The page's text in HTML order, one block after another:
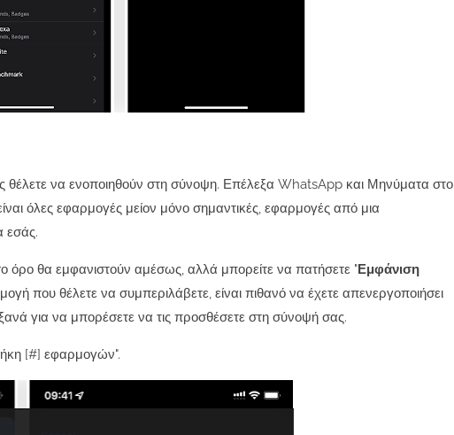
θέλετε να ενοποιηθούν στη σύνοψη. Επέλεξα WhatsApp και Μηνύματα στο
όλες εφαρμογές μείον μόνο σημαντικές, εφαρμογές από μια
εσάς.
όρο θα εμφανιστούν αμέσως, αλλά μπορείτε να πατήσετε "Εμφάνιση
που θέλετε να συμπεριλάβετε, είναι πιθανό να έχετε απενεργοποιήσει
ξανά για να μπορέσετε να τις προσθέσετε στη σύνοψή σας.
[#] εφαρμογών".